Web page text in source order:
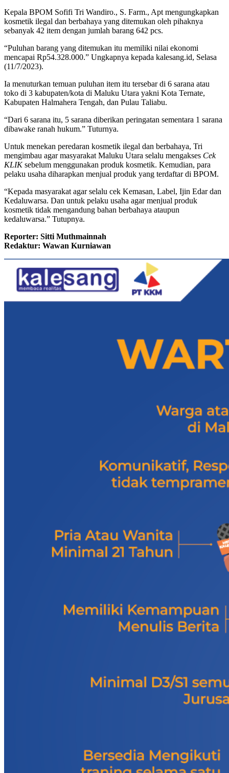
Kepala BPOM Sofifi Tri Wandiro., S. Farm., Apt mengungkapkan
kosmetik ilegal dan berbahaya yang ditemukan oleh pihaknya
sebanyak 42 item dengan jumlah barang 642 pcs.
“Puluhan barang yang ditemukan itu memiliki nilai ekonomi
mencapai Rp54.328.000.” Ungkapnya kepada kalesang.id, Selasa
(11/7/2023).
Ia menuturkan temuan puluhan item itu tersebar di 6 sarana atau
toko di 3 kabupaten/kota di Maluku Utara yakni Kota Ternate,
Kabupaten Halmahera Tengah, dan Pulau Taliabu.
“Dari 6 sarana itu, 5 sarana diberikan peringatan sementara 1 sarana
dibawake ranah hukum.” Tuturnya.
Untuk menekan peredaran kosmetik ilegal dan berbahaya, Tri
mengimbau agar masyarakat Maluku Utara selalu mengakses Cek
KLIKsebelum menggunakan produk kosmetik. Kemudian, para
pelaku usaha diharapkan menjual produk yang terdaftar di BPOM.
“Kepada masyarakat agar selalu cek Kemasan, Label, Ijin Edar dan
Kedaluwarsa. Dan untuk pelaku usaha agar menjual produk
kosmetik tidak mengandung bahan berbahaya ataupun
kedaluwarsa.” Tutupnya.
Reporter: Sitti Muthmainnah
Redaktur: Wawan Kurniawan